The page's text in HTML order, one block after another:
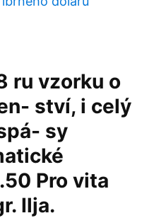
ru vzorku o
ství, i celý
sy
Pro vita
Ilja.